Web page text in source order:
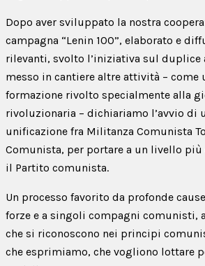
Dopo aver sviluppato la nostra
campagna “Lenin 100”, elaborato e
rilevanti, svolto l’iniziativa sul duplice
messo in cantiere altre attività – come
formazione rivolto specialmente alla
rivoluzionaria – dichiariamo l’avvio di
unificazione fra Militanza Comunista
Comunista, per portare a un livello
il Partito comunista.
Un processo favorito da profonde
forze e a singoli compagni comunisti,
che si riconoscono nei principi
che esprimiamo, che vogliono lottare